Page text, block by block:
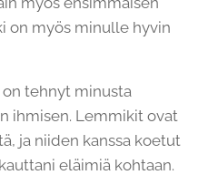
on myös minulle hyvin
on tehnyt minusta
ihmisen. Lemmikit ovat
ja niiden kanssa koetut
eläimiä kohtaan.